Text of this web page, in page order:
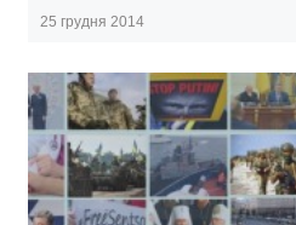
25 грудня 2014